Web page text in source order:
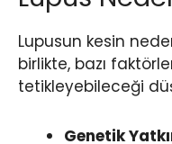
Lupusun kesin
birlikte, bazı
tetikleyebileceği
Genetik